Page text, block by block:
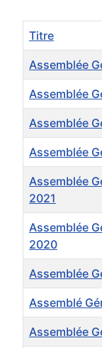
Titre
Assemblée
Assemblée
Assemblée
Assemblée
Assemblée
2021
Assemblée
2020
Assemblée
Assemblé
Assemblée